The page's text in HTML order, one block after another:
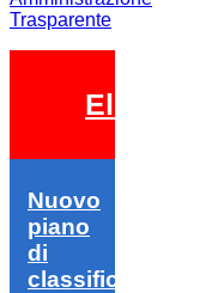
Trasparente
Elezioni
Nuovo
piano
di
classifica